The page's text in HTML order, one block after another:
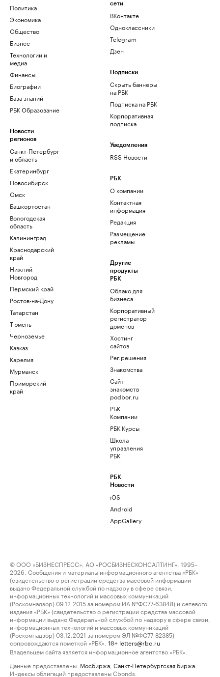
Политика
Экономика
Общество
Бизнес
Технологии и
медиа
Финансы
Биографии
База знаний
РБК Образование
Новости
регионов
Санкт-Петербург
и область
Екатеринбург
Новосибирск
Омск
Башкортостан
Вологодская
область
Калининград
Краснодарский
край
Нижний
Новгород
Пермский край
Ростов-на-Дону
Татарстан
Тюмень
Черноземье
Кавказ
Карелия
Мурманск
Приморский
край
сети
ВКонтакте
Одноклассники
Telegram
Дзен
Подписки
Скрыть баннеры
на РБК
Подписка на РБК
Корпоративная
подписка
Уведомления
RSS Новости
РБК
О компании
Контактная
информация
Редакция
Размещение
рекламы
Другие
продукты
РБК
Облако для
бизнеса
Корпоративный
регистратор
доменов
Хостинг
сайтов
Рег.решения
Знакомства
Сайт
знакомств
podbor.ru
РБК
Компании
РБК Курсы
Школа
управления
РБК
РБК
Новости
iOS
Android
AppGallery
© ООО «БИЗНЕСПРЕСС», АО «РОСБИЗНЕСКОНСАЛТИНГ», 1995–
2026. Сообщения и материалы информационного агентства «РБК»
(свидетельство о регистрации средства массовой информации
выдано Федеральной службой по надзору в сфере связи,
информационных технологий и массовых коммуникаций
(Роскомнадзор) 09.12.2015 за номером ИА №ФС77-63848) и сетевого
издания «РБК» (свидетельство о регистрации средства массовой
информации выдано Федеральной службой по надзору в сфере связи,
информационных технологий и массовых коммуникаций
(Роскомнадзор) 03.12.2021 за номером ЭЛ №ФС77-82385)
сопровождаются пометкой «РБК».
18+ letters@rbc.ru
Владельцем сайта является информационное агентство «РБК».
Данные предоставлены: Мосбиржа Санкт-Петербургская биржа
Индексы облигаций предоставлены Cbonds.